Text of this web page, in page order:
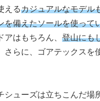
えるカジュアルなモデル
を備えたソールを使って
はもちろん、 登山にも
さらに、ゴアテックスを
シューズは立ちこんだ場